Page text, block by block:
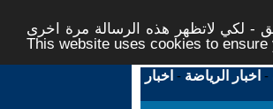
- لكي لاتظهر هذه الرسالة مرة اخرى -
This website uses cookies to
- اخبار الرياضة - اخبار